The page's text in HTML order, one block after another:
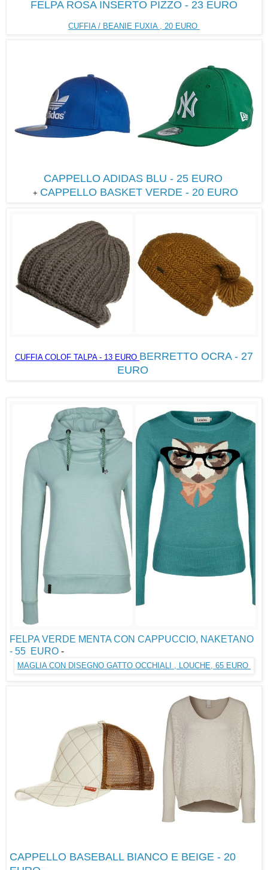
FELPA ROSA INSERTO PIZZO - 23 EURO
CUFFIA / BEANIE FUXIA , 20 EURO
CAPPELLO ADIDAS BLU - 25 EURO
+ CAPPELLO BASKET VERDE - 20 EURO
CUFFIA COLOF TALPA - 13 EURO BERRETTO OCRA - 27
EURO
FELPA VERDE MENTA CON CAPPUCCIO, NAKETANO
- 55 EURO -
MAGLIA CON DISEGNO GATTO OCCHIALI , LOUCHE, 65 EURO
CAPPELLO BASEBALL BIANCO E BEIGE - 20